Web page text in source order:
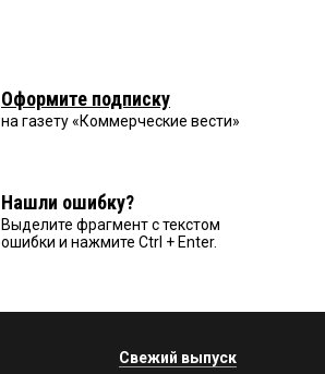
Оформите подписку
на газету «Коммерческие вести»
Нашли ошибку?
Выделите фрагмент с текстом
ошибки и нажмите Ctrl + Enter.
Свежий выпуск